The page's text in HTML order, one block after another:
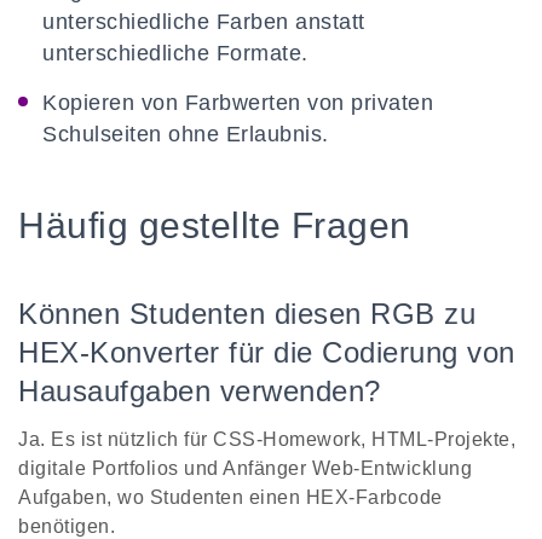
unterschiedliche Farben anstatt
unterschiedliche Formate.
Kopieren von Farbwerten von privaten
Schulseiten ohne Erlaubnis.
Häufig gestellte Fragen
Können Studenten diesen RGB zu
HEX-Konverter für die Codierung von
Hausaufgaben verwenden?
Ja. Es ist nützlich für CSS-Homework, HTML-Projekte,
digitale Portfolios und Anfänger Web-Entwicklung
Aufgaben, wo Studenten einen HEX-Farbcode
benötigen.